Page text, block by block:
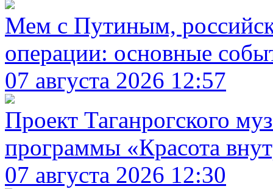
Мем с Путиным,
операции: основные
07 августа 2026 12:57
Проект Таганрогского
программы «Красота
07 августа 2026 12:30